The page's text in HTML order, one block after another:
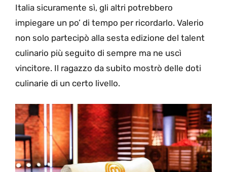
Italia sicuramente sì, gli altri potrebbero
impiegare un po’ di tempo per ricordarlo. Valerio
non solo partecipò alla sesta edizione del talent
culinario più seguito di sempre ma ne uscì
vincitore. Il ragazzo da subito mostrò delle doti
culinarie di un certo livello.